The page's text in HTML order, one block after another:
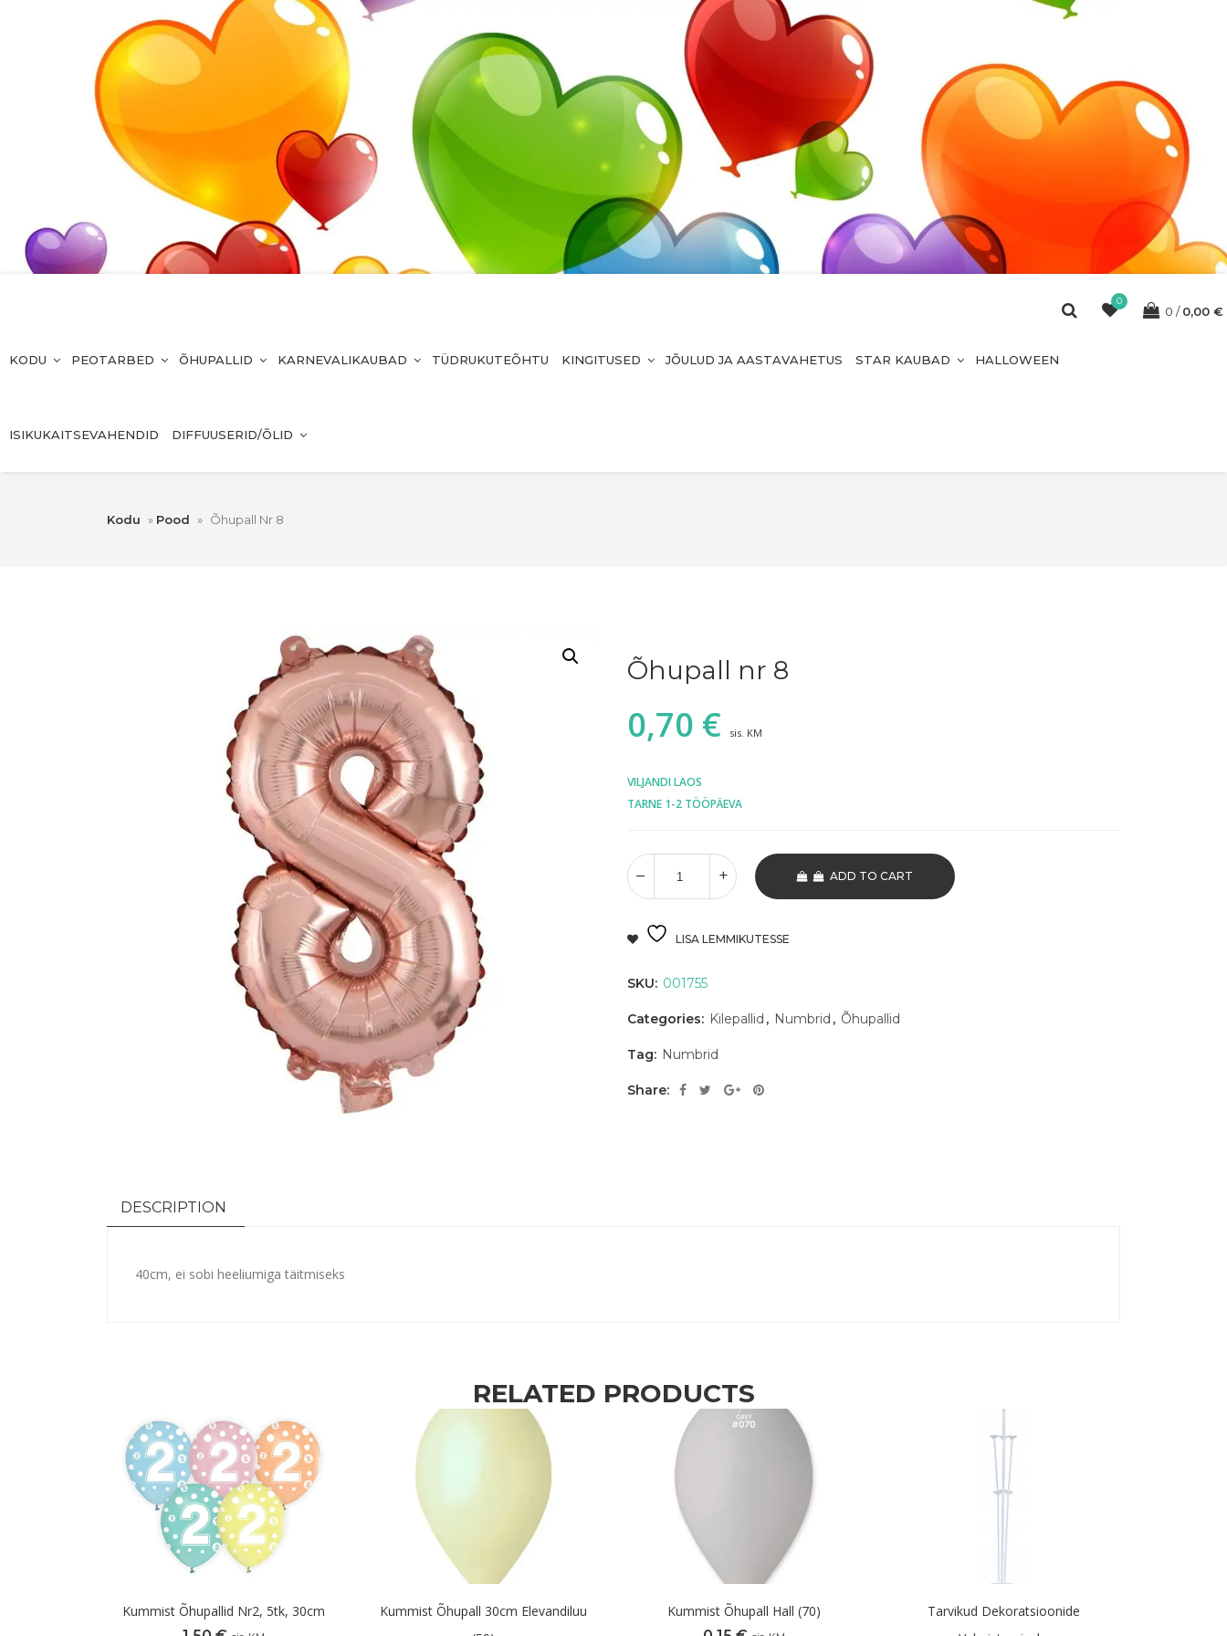
0
0 0,00 €
KODU PEOTARBED ÕHUPALLID KARNEVALIKAUBAD TÜDRUKUTEÕHTU KINGITUSED JÕULUD JA AASTAVAHETUS STAR KAUBAD HALLOWEEN
ISIKUKAITSEVAHENDID DIFFUUSERID/ÕLID
Kodu » Pood » Õhupall Nr 8
Õhupall nr 8
0,70 € sis. KM
VILJANDI LAOS
TARNE 1-2 TÖÖPÄEVA
ADD TO CART
LISA LEMMIKUTESSE
SKU: 001755
Categories: Kilepallid , Numbrid , Õhupallid
Tag: Numbrid
Share:
DESCRIPTION
40cm, ei sobi heeliumiga täitmiseks
RELATED PRODUCTS
Kummist Õhupallid Nr2, 5tk, 30cm
Kummist Õhupall 30cm Elevandiluu
Kummist Õhupall Hall (70)
Tarvikud Dekoratsioonide